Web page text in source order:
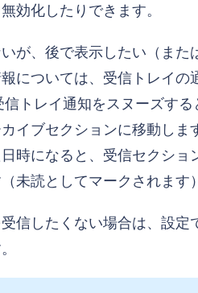
効化したりできます。
が、後で表示したい（また
については、受信トレイの
トレイ通知をスヌーズする
イブセクションに移動しま
時になると、受信セクショ
未読としてマークされます
信したくない場合は、設定